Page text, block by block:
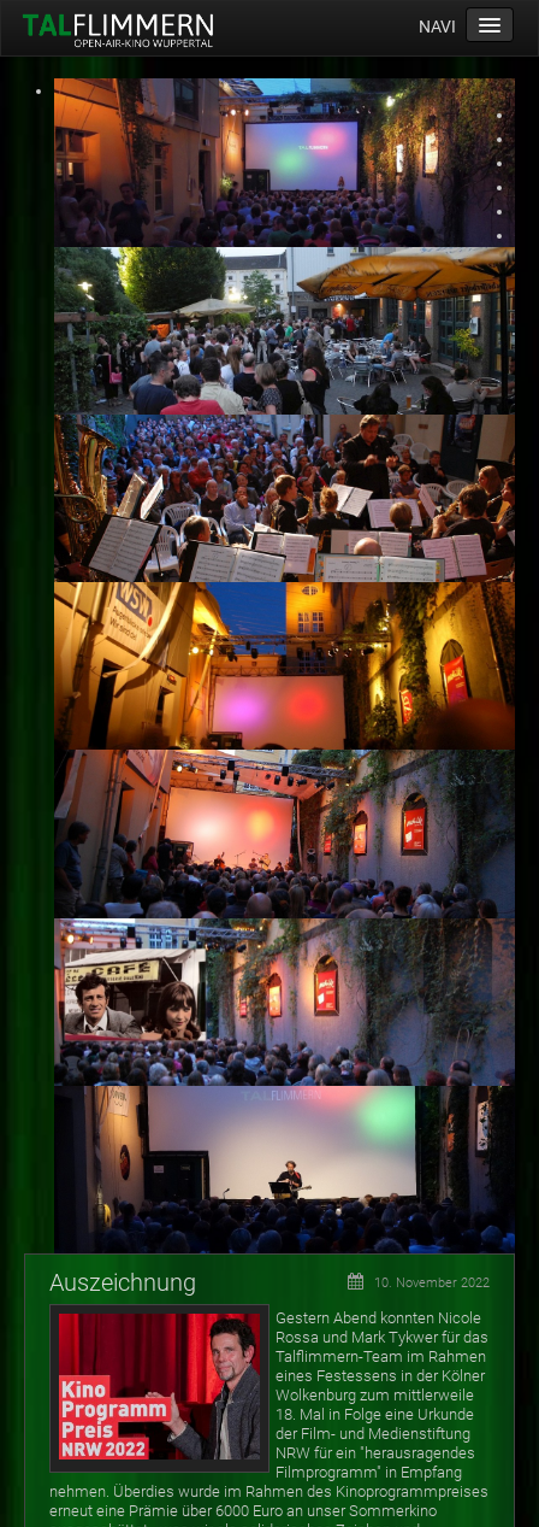
NAVI
Home
Programm
Service
Ticketinfos
Ort
Anreise
Wetter
Kinogutschein
Konzept
Archiv
Kontakt
Impressum
Datenschutz
Auszeichnung 10. November 2022
Gestern Abend konnten Nicole
Rossa und Mark Tykwer für das
Talflimmern-Team im Rahmen
eines Festessens in der Kölner
Wolkenburg zum mittlerweile
18. Mal in Folge eine Urkunde
der Film- und Medienstiftung
NRW für ein "herausragendes
Filmprogramm" in Empfang
nehmen. Überdies wurde im Rahmen des Kinoprogrammpreises
erneut eine Prämie über 6000 Euro an unser Sommerkino